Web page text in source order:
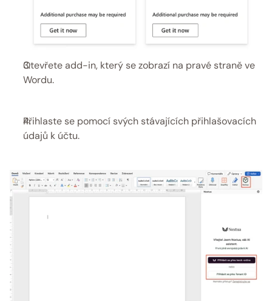
Otevřete add-in, který se zobrazí na pravé straně ve
Wordu.
Přihlaste se pomocí svých stávajících přihlašovacích
údajů k účtu.